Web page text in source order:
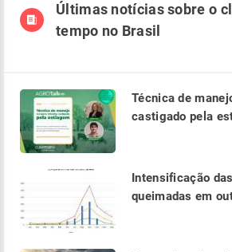
Últimas notícias sobre o
tempo no Brasil
Técnica de
castigado pela
Intensificação
queimadas em